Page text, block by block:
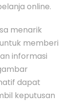
online.
menarik
memberi
informasi
dapat
keputusan